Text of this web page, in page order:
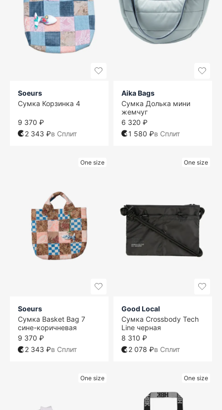
Soeurs
Сумка Корзинка 4
9 370 ₽
2 343 ₽в Сплит
Aika Bags
Сумка Долька мини
жемчуг
6 320 ₽
1 580 ₽в Сплит
One size
Soeurs
Сумка Basket Bag 7
сине-коричневая
9 370 ₽
2 343 ₽в Сплит
One size
Good Local
Сумка Crossbody Tech
Line черная
8 310 ₽
2 078 ₽в Сплит
One size One size